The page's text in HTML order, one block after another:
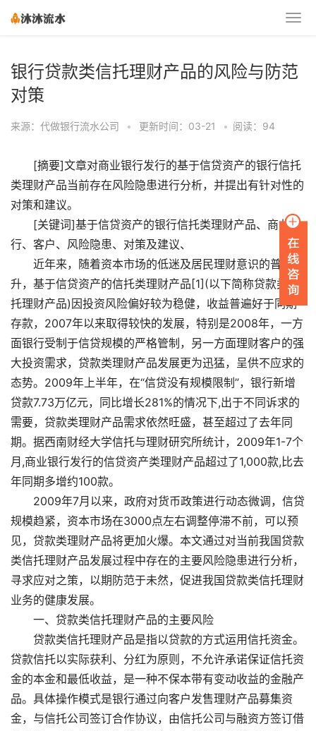
银行贷款类信托理财产品的风险与防范
对策
来源：代做银行流水公司 • 更新时间：03-21 • 阅读：94
[摘要]文章对商业银行发行的基于信贷资产的银行信托
类理财产品当前存在风险隐患进行分析，并提出有针对性的
对策和建议。
[关键词]基于信贷资产的银行信托类理财产品、商业银
行、客户、风险隐患、对策及建议、
近年来，随着资本市场的低迷及居民理财意识的普遍提
升，基于信贷资产的信托类理财产品[1](以下简称贷款类信
托理财产品)因投资风险偏好较为稳健，收益普遍好于同期
存款，2007年以来取得较快的发展，特别是2008年，一方
面银行受制于信贷规模的严格管制，另一方面理财客户的强
大投资需求，贷款类理财产品发展更为迅猛，呈供不应求的
态势。2009年上半年，在“信贷没有规模限制”，银行新增
贷款7.73万亿元，同比增长281%的情况下,出于不同诉求的
需要，贷款类理财产品需求依然旺盛，甚至超过了去年同
期。据西南财经大学信托与理财研究所统计，2009年1-7个
月,商业银行发行的信贷资产类理财产品超过了1,000款,比去
年同期多增约100款。
2009年7月以来，政府对货币政策进行动态微调，信贷
规模趋紧，资本市场在3000点左右调整停滞不前，可以预
见，贷款类理财产品将更加火爆。本文通过对当前我国贷款
类信托理财产品发展过程中存在的主要风险隐患进行分析，
寻求应对之策，以期防范于未然，促进我国贷款类信托理财
业务的健康发展。
一、贷款类信托理财产品的主要风险
贷款类信托理财产品是指以贷款的方式运用信托资金。
贷款信托以实际获利、分红为原则，不允许承诺保证信托资
金的本金和最低收益，是一种不保本带有变动收益的金融产
品。具体操作模式是银行通过向客户发售理财产品募集资
金，与信托公司签订合作协议，由信托公司与融资方签订借